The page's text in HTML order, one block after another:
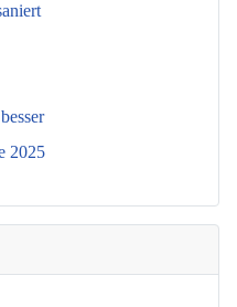
2025